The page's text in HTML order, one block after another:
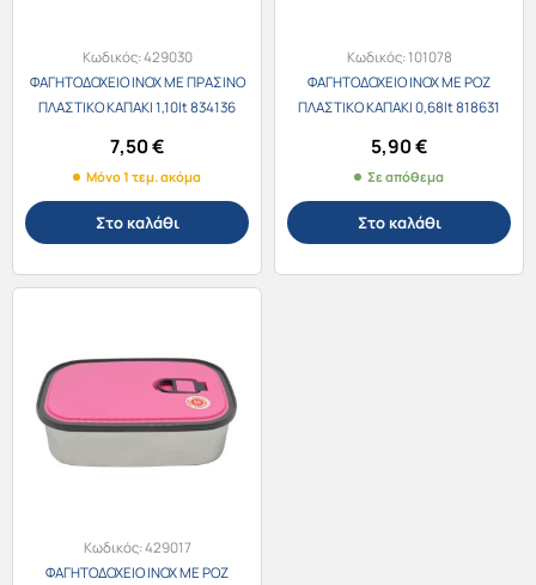
Κωδικός:429030
ΦΑΓΗΤΟΔΟΧΕΙΟ INOX ΜΕ ΠΡΑΣΙΝΟ
ΠΛΑΣΤΙΚΟ ΚΑΠΑΚΙ 1,10lt 834136
7,50€
Μόνο 1 τεμ. ακόμα
Στο καλάθι
Κωδικός:101078
ΦΑΓΗΤΟΔΟΧΕΙΟ INOX ΜΕ ΡΟΖ
ΠΛΑΣΤΙΚΟ ΚΑΠΑΚΙ 0,68lt 818631
5,90€
Σε απόθεμα
Στο καλάθι
Κωδικός:429017
ΦΑΓΗΤΟΔΟΧΕΙΟ INOX ΜΕ ΡΟΖ